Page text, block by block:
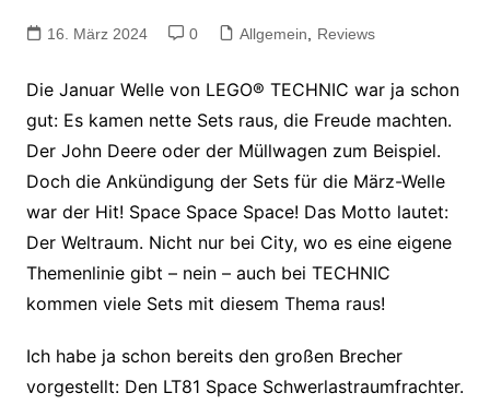
16. März 2024 0 Allgemein Reviews
Die Januar Welle von LEGO® TECHNIC war ja schon
gut: Es kamen nette Sets raus, die Freude machten.
Der John Deere oder der Müllwagen zum Beispiel.
Doch die Ankündigung der Sets für die März-Welle
war der Hit! Space Space Space! Das Motto lautet:
Der Weltraum. Nicht nur bei City, wo es eine eigene
Themenlinie gibt – nein – auch bei TECHNIC
kommen viele Sets mit diesem Thema raus!
Ich habe ja schon bereits den großen Brecher
vorgestellt: Den LT81 Space Schwerlastraumfrachter.